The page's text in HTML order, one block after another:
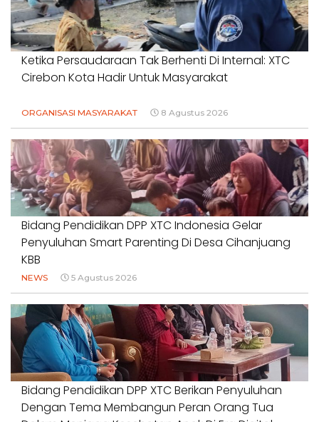
Ketika Persaudaraan Tak Berhenti Di Internal: XTC
Cirebon Kota Hadir Untuk Masyarakat
ORGANISASI MASYARAKAT 8 Agustus 2026
Bidang Pendidikan DPP XTC Indonesia Gelar
Penyuluhan Smart Parenting Di Desa Cihanjuang
KBB
NEWS 5 Agustus 2026
Bidang Pendidikan DPP XTC Berikan Penyuluhan
Dengan Tema Membangun Peran Orang Tua